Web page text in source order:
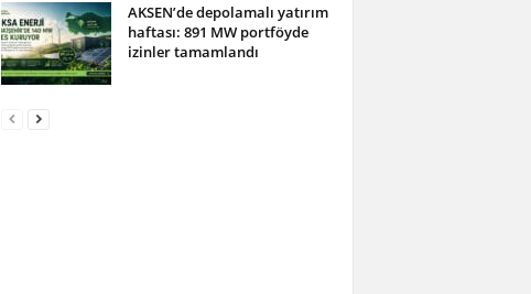
AKSEN’de depolamalı yatırım
haftası: 891 MW portföyde
izinler tamamlandı